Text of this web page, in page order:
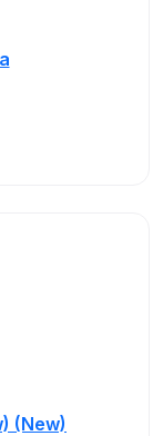
(New)